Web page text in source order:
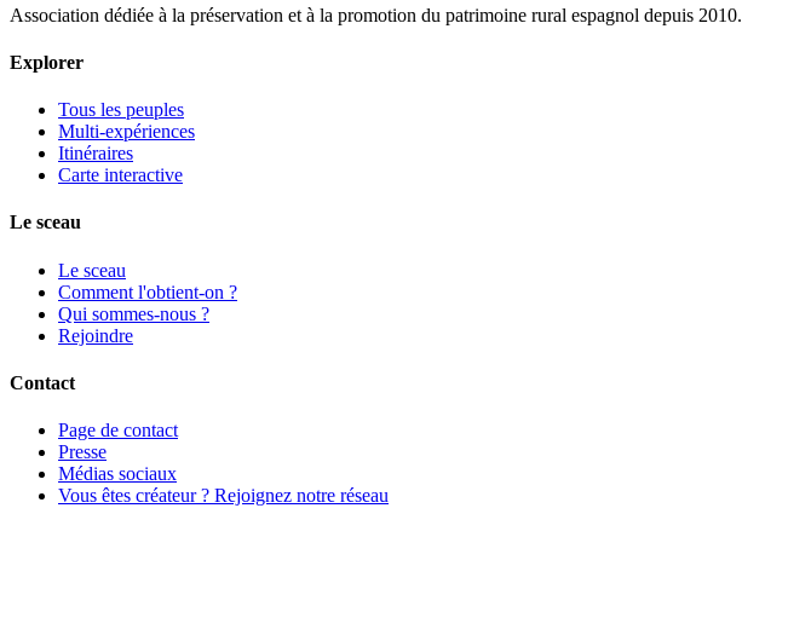
Association dédiée à la préservation et à la promotion du patrimoine rural espagnol depuis 2010.
Explorer
Tous les peuples
Multi-expériences
Itinéraires
Carte interactive
Le sceau
Le sceau
Comment l'obtient-on ?
Qui sommes-nous ?
Rejoindre
Contact
Page de contact
Presse
Médias sociaux
Vous êtes créateur ? Rejoignez notre réseau